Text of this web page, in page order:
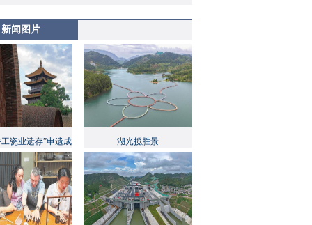
新闻图片
瓷业遗存”申遗成
湖光揽胜景